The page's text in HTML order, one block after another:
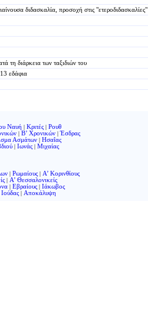
διδασκαλία, προσοχή στις "ετεροδιδασκαλίες"
τη διάρκεια των ταξιδιών του
εδάφια
Ναυή | Κριτές | Ρουθ
| Β’ Χρονικών |Έσδρας
Ασμάτων | Ησαΐας
| Ιωνάς | Μιχαίας
| Ρωμαίους | Α’ Κορινθίους
| Α’ Θεσσαλονικείς
| Εβραίους | Ιάκωβος
Ιούδας | Αποκάλυψη